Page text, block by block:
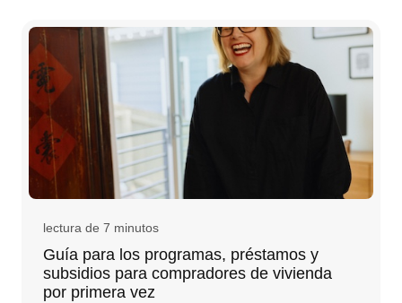
lectura de 7 minutos
Guía para los programas, préstamos y
subsidios para compradores de vivienda
por primera vez